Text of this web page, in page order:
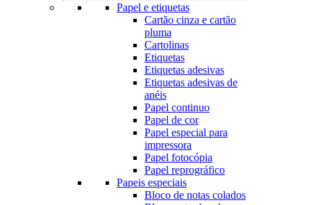
Papel e etiquetas
Cartão cinza e cartão
pluma
Cartolinas
Etiquetas
Etiquetas adesivas
Etiquetas adesivas de
anéis
Papel continuo
Papel de cor
Papel especial para
impressora
Papel fotocópia
Papel reprográfico
Papeis especiais
Bloco de notas colados